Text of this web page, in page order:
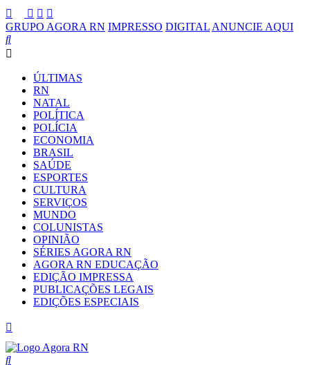
GRUPO AGORA RN IMPRESSO DIGITAL ANUNCIE AQUI
ÚLTIMAS
RN
NATAL
POLÍTICA
POLÍCIA
ECONOMIA
BRASIL
SAÚDE
ESPORTES
CULTURA
SERVIÇOS
MUNDO
COLUNISTAS
OPINIÃO
SÉRIES AGORA RN
AGORA RN EDUCAÇÃO
EDIÇÃO IMPRESSA
PUBLICAÇÕES LEGAIS
EDIÇÕES ESPECIAIS